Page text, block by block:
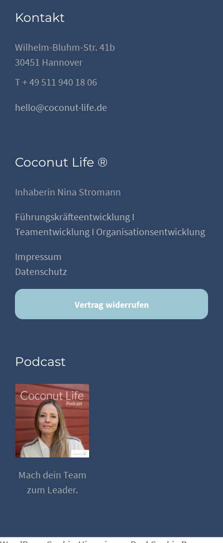
Kontakt
Wilhelm-Bluhm-Str. 41b
30451 Hannover
T + 49 511 940 18 06
hello@coconut-life.de
Coconut Life ®
Inhaberin Nina Stromann
Führungskräfteentwicklung I
Teamentwicklung I Organisationsentwicklung
Impressum
Datenschutz
Vertrag widerrufen
Podcast
Mach dein Team
zum Leader.